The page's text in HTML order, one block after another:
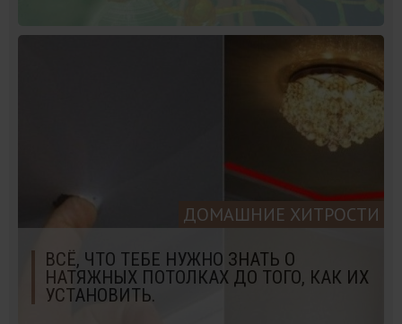
ДОМАШНИЕ ХИТРОСТИ
ВСЁ, ЧТО ТЕБЕ НУЖНО ЗНАТЬ О
НАТЯЖНЫХ ПОТОЛКАХ ДО ТОГО, КАК ИХ
УСТАНОВИТЬ.